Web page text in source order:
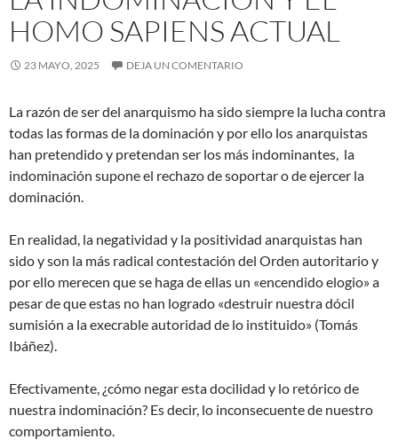
HOMO SAPIENS ACTUAL
23 MAYO, 2025 DEJA UN COMENTARIO
La razón de ser del anarquismo ha sido siempre la lucha contra
todas las formas de la dominación y por ello los anarquistas
han pretendido y pretendan ser los más indominantes, la
indominación supone el rechazo de soportar o de ejercer la
dominación.
En realidad, la negatividad y la positividad anarquistas han
sido y son la más radical contestación del Orden autoritario y
por ello merecen que se haga de ellas un «encendido elogio» a
pesar de que estas no han logrado «destruir nuestra dócil
sumisión a la execrable autoridad de lo instituido» (Tomás
Ibáñez).
Efectivamente, ¿cómo negar esta docilidad y lo retórico de
nuestra indominación? Es decir, lo inconsecuente de nuestro
comportamiento.